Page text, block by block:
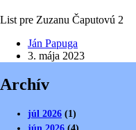
List pre Zuzanu Čaputovú 2
Ján Papuga
3. mája 2023
Archív
júl 2026 (1)
jún 2026 (4)